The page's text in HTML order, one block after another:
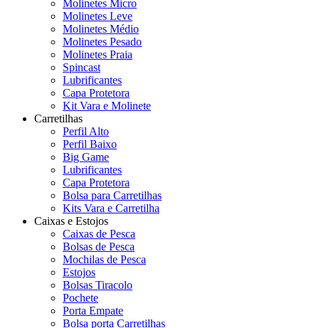
Molinetes Micro
Molinetes Leve
Molinetes Médio
Molinetes Pesado
Molinetes Praia
Spincast
Lubrificantes
Capa Protetora
Kit Vara e Molinete
Carretilhas
Perfil Alto
Perfil Baixo
Big Game
Lubrificantes
Capa Protetora
Bolsa para Carretilhas
Kits Vara e Carretilha
Caixas e Estojos
Caixas de Pesca
Bolsas de Pesca
Mochilas de Pesca
Estojos
Bolsas Tiracolo
Pochete
Porta Empate
Bolsa porta Carretilhas